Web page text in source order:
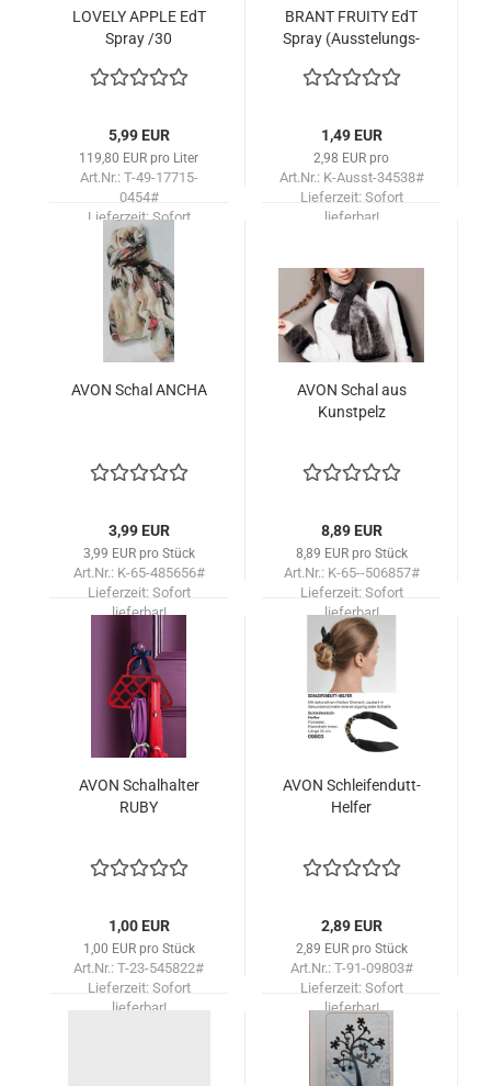
LOVE­LY APPLE EdT
Spray /30
5,99 EUR
119,80 EUR pro Liter
Art.Nr.: T-49-17715-
0454#
Lieferzeit:Sofort
lieferbar!
BRANT FRUI­TY EdT
Spray (Aus­ste­lungs­
1,49 EUR
2,98 EUR pro
Art.Nr.: K-Ausst-34538#
Lieferzeit: Sofort
lieferbar!
AVON Schal ANCHA
3,99 EUR
3,99 EUR pro Stück
Art.Nr.: K-65-485656#
Lieferzeit: Sofort
lieferbar!
AVON Schal aus
Kunst­pelz
8,89 EUR
8,89 EUR pro Stück
Art.Nr.: K-65--506857#
Lieferzeit: Sofort
lieferbar!
AVON Schal­hal­ter
RUBY
1,00 EUR
1,00 EUR pro Stück
Art.Nr.: T-23-545822#
Lieferzeit: Sofort
lieferbar!
AVON Schleifendutt-​​
Hel­fer
2,89 EUR
2,89 EUR pro Stück
Art.Nr.: T-91-09803#
Lieferzeit: Sofort
lieferbar!